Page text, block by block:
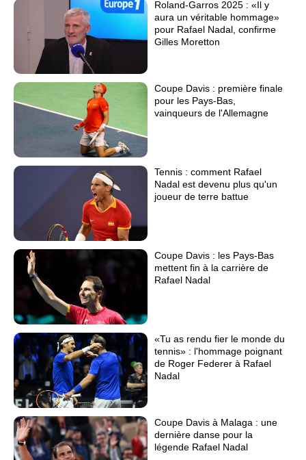
Roland-Garros 2025 : «Il y
aura un véritable hommage»
pour Rafael Nadal, confirme
Gilles Moretton
Coupe Davis : première finale
pour les Pays-Bas,
vainqueurs de l'Allemagne
Tennis : comment Rafael
Nadal est devenu plus qu'un
joueur de terre battue
Coupe Davis : les Pays-Bas
mettent fin à la carrière de
Rafael Nadal
«Tu as rendu fier le monde du
tennis» : l'hommage poignant
de Roger Federer à Rafael
Nadal
Coupe Davis à Malaga : une
dernière danse pour la
légende Rafael Nadal